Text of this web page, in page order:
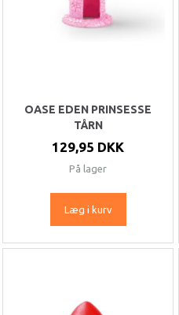
OASE EDEN PRINSESSE
TÅRN
129,95 DKK
På lager
Læg i kurv